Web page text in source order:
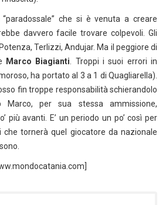
“paradossale” che si è venuta a creare
davvero facile trovare colpevoli. Gli
Terlizzi, Andujar. Ma il peggiore di
Marco Biagianti . Troppi i suoi errori in
ha portato al 3 a 1 di Quagliarella).
fin troppe responsabilità schierandolo
Marco, per sua stessa ammissione,
più avanti. E’ un periodo un po’ così per
che tornerà quel giocatore da nazionale